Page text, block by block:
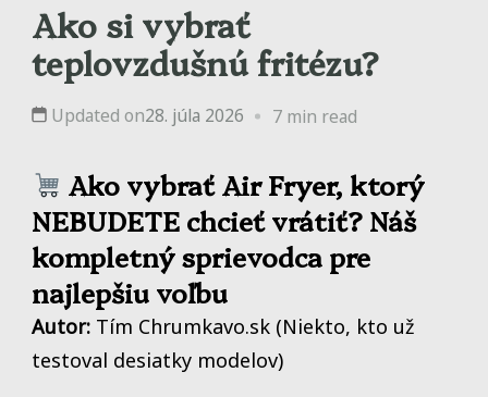
Ako si vybrať
teplovzdušnú fritézu?
Updated on28. júla 2026 7 min read
Ako vybrať Air Fryer, ktorý
NEBUDETE chcieť vrátiť? Náš
kompletný sprievodca pre
najlepšiu voľbu
Autor: Tím Chrumkavo.sk (Niekto, kto už
testoval desiatky modelov)